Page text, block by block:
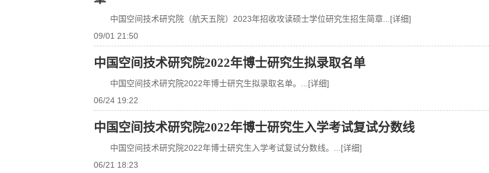
中国空间技术研究院（航天五院）2023年招收攻读硕士学位研究生招生简章 ...[详细]
09/01 21:50
中国空间技术研究院2022年博士研究生拟录取名单
中国空间技术研究院2022年博士研究生拟录取名单。
...[详细]
06/24 19:22
中国空间技术研究院2022年博士研究生入学考试复试分数线
中国空间技术研究院2022年博士研究生入学考试复试分数线。
...[详细]
06/21 18:23